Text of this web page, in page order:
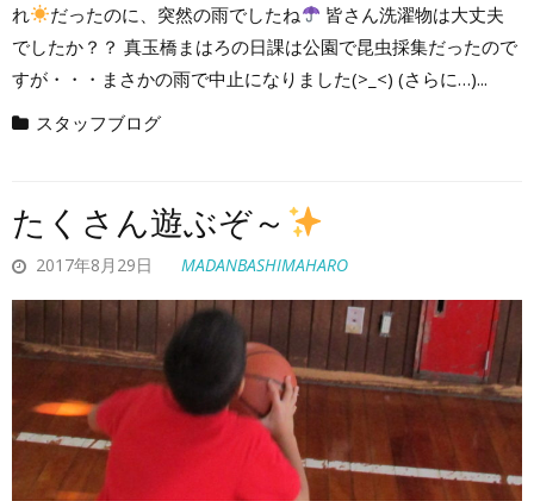
れ
だったのに、突然の雨でしたね
皆さん洗濯物は大丈夫
でしたか？？ 真玉橋まはろの日課は公園で昆虫採集だったので
すが・・・まさかの雨で中止になりました(>_<) (さらに…)...
スタッフブログ
たくさん遊ぶぞ～
2017年8月29日 MADANBASHIMAHARO